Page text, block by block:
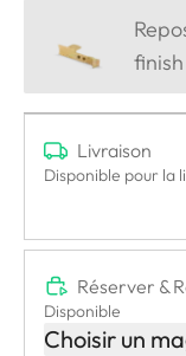
finish
Livraison
Disponible pour la
Réserver &
Disponible
Choisir un